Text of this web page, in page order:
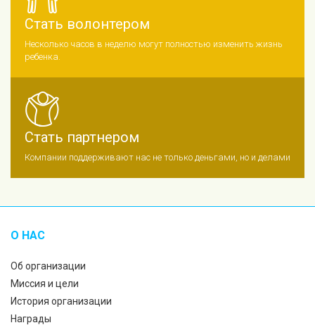
Стать волонтером
Несколько часов в неделю могут полностью изменить жизнь
ребенка.
Стать партнером
Компании поддерживают нас не только деньгами, но и делами
О НАС
Об организации
Миссия и цели
История организации
Награды